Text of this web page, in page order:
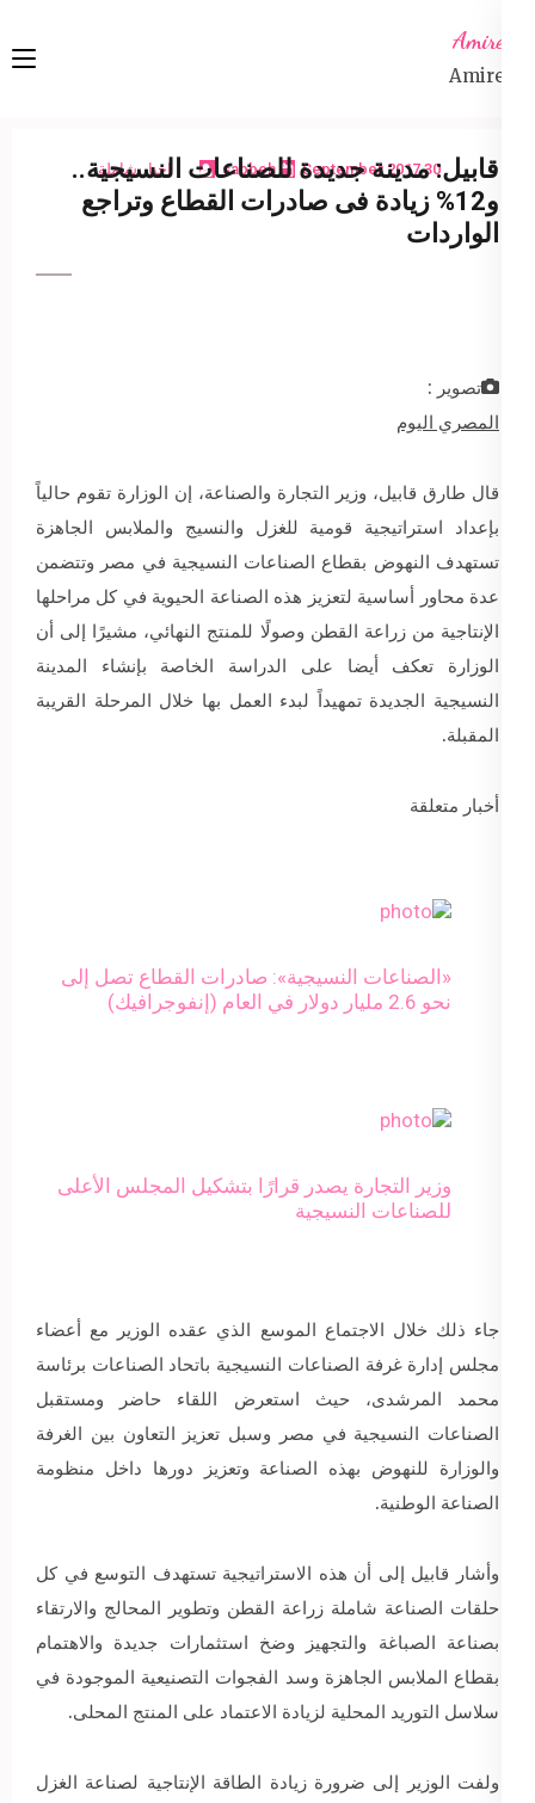
content
Enter)
Amireta
Amireta
30 September 2017
sabbeh اخبار شاملة
قابيل: مدينة جديدة للصناعات النسيجية..
و12% زيادة فى صادرات القطاع وتراجع
الواردات
تصوير :
المصري اليوم
قال طارق قابيل، وزير التجارة والصناعة، إن الوزارة تقوم حالياً
بإعداد استراتيجية قومية للغزل والنسيج والملابس الجاهزة
تستهدف النهوض بقطاع الصناعات النسيجية في مصر وتتضمن
عدة محاور أساسية لتعزيز هذه الصناعة الحيوية في كل مراحلها
الإنتاجية من زراعة القطن وصولًا للمنتج النهائي، مشيرًا إلى أن
الوزارة تعكف أيضا على الدراسة الخاصة بإنشاء المدينة
النسيجية الجديدة تمهيداً لبدء العمل بها خلال المرحلة القريبة
المقبلة.
أخبار متعلقة
«الصناعات النسيجية»: صادرات القطاع تصل إلى
نحو 2.6 مليار دولار في العام (إنفوجرافيك)
وزير التجارة يصدر قرارًا بتشكيل المجلس الأعلى
للصناعات النسيجية
جاء ذلك خلال الاجتماع الموسع الذي عقده الوزير مع أعضاء
مجلس إدارة غرفة الصناعات النسيجية باتحاد الصناعات برئاسة
محمد المرشدى، حيث استعرض اللقاء حاضر ومستقبل
الصناعات النسيجية في مصر وسبل تعزيز التعاون بين الغرفة
والوزارة للنهوض بهذه الصناعة وتعزيز دورها داخل منظومة
الصناعة الوطنية.
وأشار قابيل إلى أن هذه الاستراتيجية تستهدف التوسع في كل
حلقات الصناعة شاملة زراعة القطن وتطوير المحالج والارتقاء
بصناعة الصباغة والتجهيز وضخ استثمارات جديدة والاهتمام
بقطاع الملابس الجاهزة وسد الفجوات التصنيعية الموجودة في
سلاسل التوريد المحلية لزيادة الاعتماد على المنتج المحلى.
ولفت الوزير إلى ضرورة زيادة الطاقة الإنتاجية لصناعة الغزل